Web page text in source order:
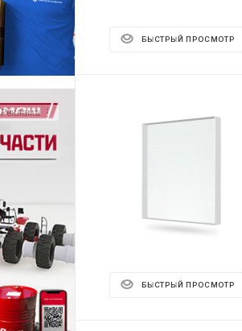
БЫСТРЫЙ ПРОСМОТР
БЫСТРЫЙ ПРОСМОТР
Реклама ⋮